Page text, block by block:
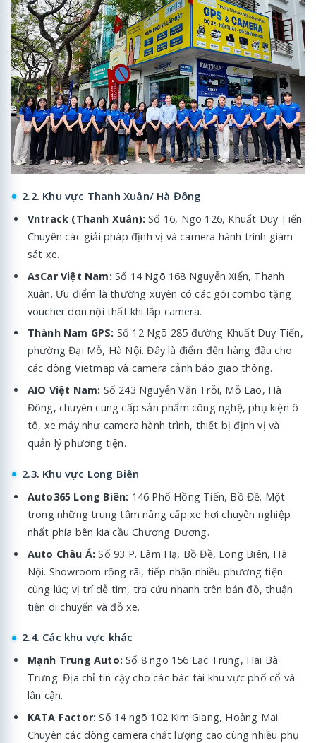
2.2. Khu vực Thanh Xuân/ Hà Đông
Vntrack (Thanh Xuân): Số 16, Ngõ 126, Khuất Duy Tiến.
Chuyên các giải pháp định vị và camera hành trình giám
sát xe.
AsCar Việt Nam:Số 14 Ngõ 168 Nguyễn Xiển, Thanh
Xuân. Ưu điểm là thường xuyên có các gói combo tặng
voucher dọn nội thất khi lắp camera.
Thành Nam GPS: Số 12 Ngõ 285 đường Khuất Duy Tiến,
phường Đại Mỗ, Hà Nội. Đây là điểm đến hàng đầu cho
các dòng Vietmap và camera cảnh báo giao thông.
AIO Việt Nam: Số 243 Nguyễn Văn Trỗi, Mỗ Lao, Hà
Đông, chuyên cung cấp sản phẩm công nghệ, phụ kiện ô
tô, xe máy như camera hành trình, thiết bị định vị và
quản lý phương tiện.
2.3. Khu vực Long Biên
Auto365 Long Biên: 146 Phố Hồng Tiến, Bồ Đề. Một
trong những trung tâm nâng cấp xe hơi chuyên nghiệp
nhất phía bên kia cầu Chương Dương.
Auto Châu Á: Số 93 P. Lâm Hạ, Bồ Đề, Long Biên, Hà
Nội. Showroom rộng rãi, tiếp nhận nhiều phương tiện
cùng lúc; vị trí dễ tìm, tra cứu nhanh trên bản đồ, thuận
tiện di chuyển và đỗ xe.
2.4. Các khu vực khác
Mạnh Trung Auto: Số 8 ngõ 156 Lạc Trung, Hai Bà
Trưng. Địa chỉ tin cậy cho các bác tài khu vực phố cổ và
lân cận.
KATA Factor: Số 14 ngõ 102 Kim Giang, Hoàng Mai.
Chuyên các dòng camera chất lượng cao cùng nhiều phụ